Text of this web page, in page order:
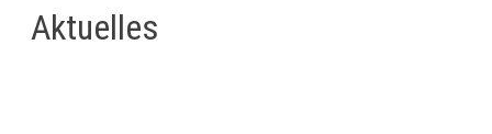
Aktuelles